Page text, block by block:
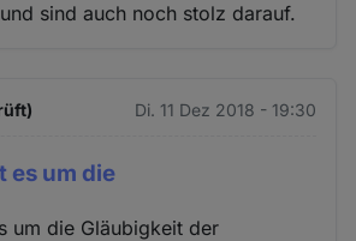
sind auch noch stolz darauf.
Di. 11 Dez 2018 - 19:30
es um die
um die Gläubigkeit der